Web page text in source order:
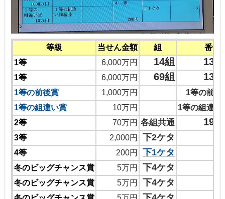
等級 当せん金額 組
番号
1等
6,000万円 14組
1等 6,000万円 69組
1等の前後賞 1,000万円
1等の前後
1等の組違い賞
10万円
1等の組違い
2等
70万円 各組共通
3等 2,000円 下2ケタ
4等 200円 下1ケタ
冬のビッグチャンス賞 5万円 下4ケタ
冬のビッグチャンス賞 5万円 下4ケタ